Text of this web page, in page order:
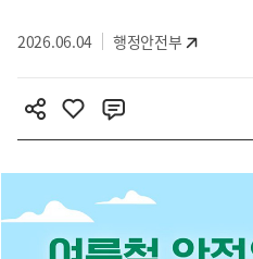
2026.06.04 행정안전부